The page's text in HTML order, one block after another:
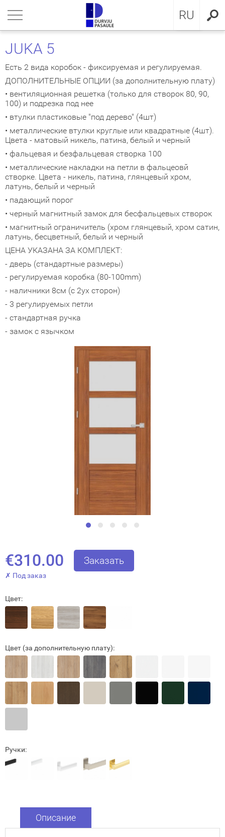
RU
LV
JUKA 5
Есть 2 вида коробок - фиксируемая и регулируемая.
ДОПОЛНИТЕЛЬНЫЕ ОПЦИИ (за дополнительную плату)
• вентиляционная решетка (только для створок 80, 90,
100) и подрезка под нее
• втулки пластиковые "под дерево" (4шт)
• металлические втулки круглые или квадратные (4шт).
Цвета - матовый никель, патина, белый и черный
• фальцевая и безфальцевая створка 100
• металлические накладки на петли в фальцеовй
створке. Цвета - никель, патина, глянцевый хром,
латунь, белый и черный
• падающий порог
• черный магнитный замок для бесфальцевых створок
• магнитный ограничитель (хром глянцевый, хром сатин,
латунь, бесцветный, белый и черный
ЦЕНА УКАЗАНА ЗА КОМПЛЕКТ:
- дверь (стандартные размеры)
- регулируемая коробка (80-100mm)
- наличники 8см (с 2ух сторон)
- 3 регулируемых петли
- стандартная ручка
- замок с язычком
€310.00 Заказать
✗ Под заказ
Цвет:
Цвет (за дополнительную плату):
Ручки:
Описание
В ДОМ
ОБОИ
коллекция
входные двери для
двери с МДФ
входные двери
64mm
входные двери
GLASS
CLASSIC
MODERN
двери
сложного исполнения
классика
коллекция
коллекция
коллекция
двери
двери
двери (дверь-книжка)
конфиденциальности